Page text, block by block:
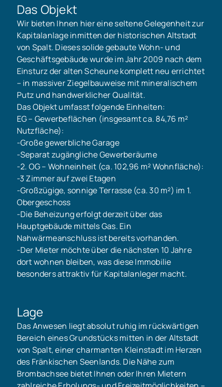
Das Objekt
Wir bieten Ihnen hier eine seltene Gelegenheit zur
Kapitalanlage inmitten der historischen Altstadt
von Spalt. Dieses solide gebaute Wohn- und
Geschäftsgebäude wurde im Jahr 2009 nach dem
Einsturz der alten Scheune komplett neu errichtet
– in massiver Ziegelbauweise mit mineralischem
Putz und handwerklicher Qualität.
Das Objekt umfasst folgende Einheiten:
EG – Gewerbeflächen (insgesamt ca. 84,76 m²
Nutzfläche):
-Große gewerbliche Garage
-Separat zugängliche Gewerberäume
-2. OG – Wohneinheit (ca. 102,96 m² Wohnfläche):
-3 Zimmer auf zwei Etagen
-Großzügige, sonnige Terrasse (ca. 30 m²) im 1.
Obergeschoss
-Die Beheizung erfolgt derzeit über das
Hauptgebäude mittels Gas. Ein
Nahwärmeanschluss ist bereits vorhanden.
-Der Mieter möchte über die nächsten 10 Jahre
dort wohnen bleiben, was diese Immobilie
besonders attraktiv für Kapitalanleger macht.
Lage
Das Anwesen liegt absolut ruhig im rückwärtigen
Bereich eines Grundstücks mitten in der Altstadt
von Spalt, einer charmanten Kleinstadt im Herzen
des Fränkischen Seenlands. Die Nähe zum
Brombachsee bietet Ihnen oder Ihren Mietern